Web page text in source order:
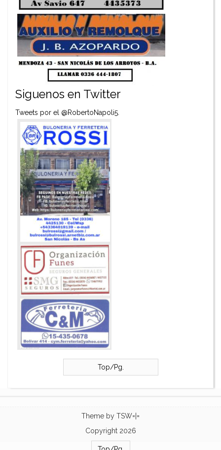
Siguenos en Twitter
Tweets por el @RobertoNapoli5.
Top/Pg.
Theme by TSW=|=
Copyright 2026